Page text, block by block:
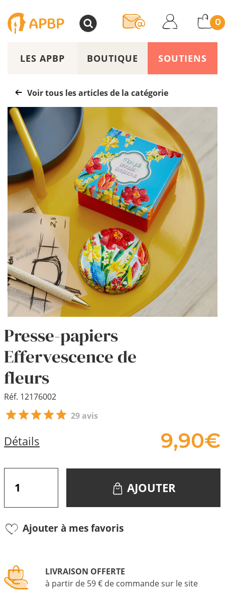
0
LES APBP BOUTIQUE SOUTIENS
Voir tous les articles de la catégorie
Presse-papiers
Effervescence de
fleurs
Réf. 12176002
29 avis
Détails 9,90€
AJOUTER
Ajouter à mes favoris
LIVRAISON OFFERTE
à partir de 59 € de commande sur le site